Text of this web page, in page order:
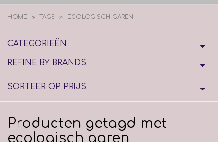
HOME TAGS ECOLOGISCH GAREN
CATEGORIEËN
REFINE BY BRANDS
SORTEER OP PRIJS
Producten getagd met
ecologisch garen